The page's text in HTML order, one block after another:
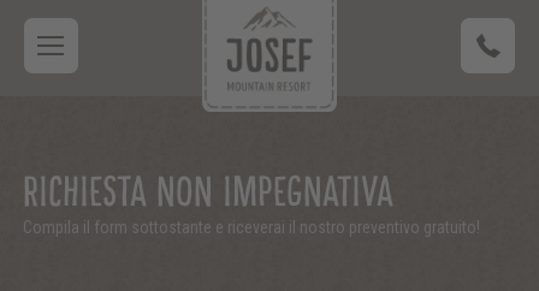
RICHIESTA NON IMPEGNATIVA
Compila il form sottostante e riceverai il nostro preventivo gratuito!